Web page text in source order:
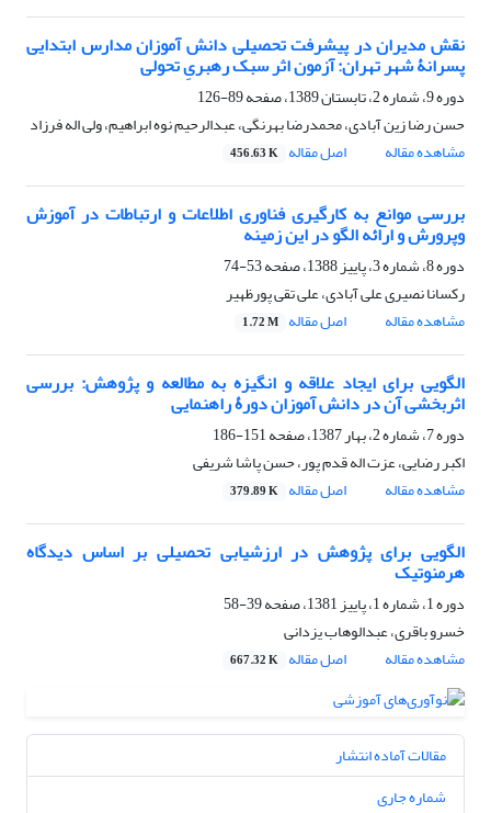
نقش مدیران در پیشرفت تحصیلی دانش آموزان مدارس ابتدایی
پسرانۀ شهر تهران: آزمون اثر سبک رهبریِ تحولی
دوره 9، شماره 2، تابستان 1389، صفحه
89-126
حسن رضا زین آبادی، محمدرضا بهرنگی، عبدالرحیم نوه ابراهیم، ولی اله فرزاد
مشاهده مقاله
اصل مقاله 456.63 K
بررسی موانع به کارگیری فناوری اطلاعات و ارتباطات در آموزش
وپرورش و ارائه الگو در این زمینه
دوره 8، شماره 3، پاییز 1388، صفحه
53-74
رکسانا نصیری علی آبادی، علی تقی پورظهیر
مشاهده مقاله
اصل مقاله 1.72 M
الگویی برای ایجاد علاقه و انگیزه به مطالعه و پژوهش: بررسی
اثربخشی آن در دانش آموزان دورۀ راهنمایی
دوره 7، شماره 2، بهار 1387، صفحه
151-186
اکبر رضایی، عزت اله قدم پور، حسن پاشا شریفی
مشاهده مقاله
اصل مقاله 379.89 K
الگویی برای پژوهش در ارزشیابی تحصیلی بر اساس دیدگاه
هرمنوتیک
دوره 1، شماره 1، پاییز 1381، صفحه
39-58
خسرو باقری، عبدالوهاب یزدانی
مشاهده مقاله
اصل مقاله 667.32 K
مقالات آماده انتشار
شماره جاری